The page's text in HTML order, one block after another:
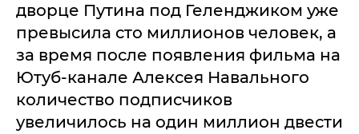
дворце Путина под Геленджиком уже
превысила сто миллионов человек, а
за время после появления фильма на
Ютуб-канале Алексея Навального
количество подписчиков
увеличилось на один миллион двести